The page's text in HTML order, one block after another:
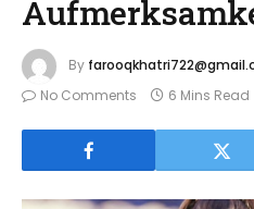
By
No Comments
6 Mins Read